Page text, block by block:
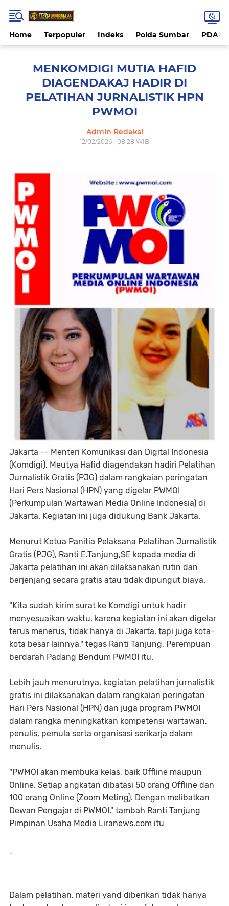
Home Terpopuler Indeks Polda Sumbar PDAM
MENKOMDIGI MUTIA HAFID
DIAGENDAKAJ HADIR DI
PELATIHAN JURNALISTIK HPN
PWMOI
Admin Redaksi
12/02/2026 | 08:28 WIB
Jakarta -- Menteri Komunikasi dan Digital Indonesia
(Komdigi), Meutya Hafid diagendakan hadiri Pelatihan
Jurnalistik Gratis (PJG) dalam rangkaian peringatan
Hari Pers Nasional (HPN) yang digelar PWMOI
(Perkumpulan Wartawan Media Online Indonesia) di
Jakarta. Kegiatan ini juga didukung Bank Jakarta.
Menurut Ketua Panitia Pelaksana Pelatihan Jurnalistik
Gratis (PJG), Ranti E.Tanjung,SE kepada media di
Jakarta pelatihan ini akan dilaksanakan rutin dan
berjenjang secara gratis atau tidak dipungut biaya.
"Kita sudah kirim surat ke Komdigi untuk hadir
menyesuaikan waktu, karena kegiatan ini akan digelar
terus menerus, tidak hanya di Jakarta, tapi juga kota-
kota besar lainnya," tegas Ranti Tanjung, Perempuan
berdarah Padang Bendum PWMOI itu.
Lebih jauh menurutnya, kegiatan pelatihan jurnalistik
gratis ini dilaksanakan dalam rangkaian peringatan
Hari Pers Nasional (HPN) dan juga program PWMOI
dalam rangka meningkatkan kompetensi wartawan,
penulis, pemula serta organisasi serikarja dalam
menulis.
"PWMOI akan membuka kelas, baik Offline maupun
Online. Setiap angkatan dibatasi 50 orang Offline dan
100 orang Online (Zoom Meting). Dengan melibatkan
Dewan Pengajar di PWMOI," tambah Ranti Tanjung
Pimpinan Usaha Media Liranews.com itu
-
Dalam pelatihan, materi yand diberikan tidak hanya